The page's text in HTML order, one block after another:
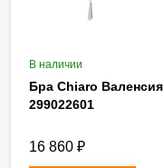
В наличии
Бра Chiaro Валенсия
299022601
16 860 ₽